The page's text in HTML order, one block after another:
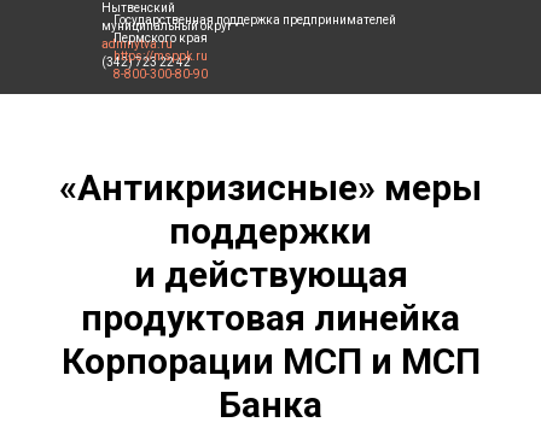
Нытвенский
муниципальный округ
admnytva.ru
(342) 723 22 42
Государственная поддержка предпринимателей
Пермского края
https://msppk.ru
8-800-300-80-90
«Антикризисные» меры
поддержки
и действующая
продуктовая линейка
Корпорации МСП и МСП
Банка